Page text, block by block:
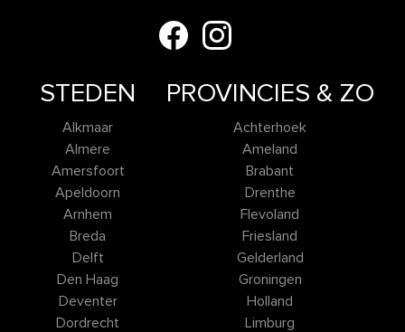
STEDEN
Alkmaar
Almere
Amersfoort
Apeldoorn
Arnhem
Breda
Delft
Den Haag
Deventer
Dordrecht
PROVINCIES & ZO
Achterhoek
Ameland
Brabant
Drenthe
Flevoland
Friesland
Gelderland
Groningen
Holland
Limburg